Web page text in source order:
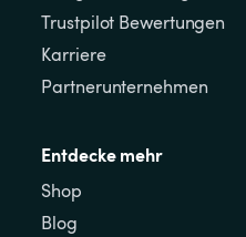
Trustpilot Bewertungen
Karriere
Partnerunternehmen
Entdecke mehr
Shop
Blog